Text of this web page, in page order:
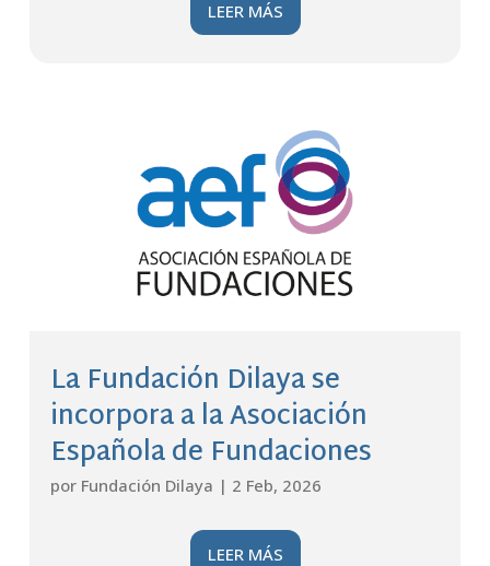
LEER MÁS
La Fundación Dilaya se
incorpora a la Asociación
Española de Fundaciones
por Fundación Dilaya | 2 Feb, 2026
LEER MÁS